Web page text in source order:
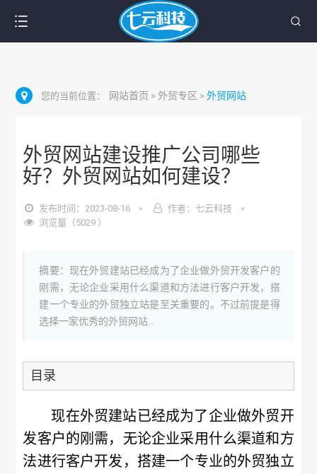
您的当前位置： 网站首页 > 外贸专区 >外贸网站
外贸网站建设推广公司哪些
好？外贸网站如何建设？
发布时间：2023-08-16
作者：七云科技
浏览量（5029 ）
摘要：现在外贸建站已经成为了企业做外贸开发客户的
刚需，无论企业采用什么渠道和方法进行客户开发，搭
建一个专业的外贸独立站是至关重要的。不过前提是得
选择一家优秀的外贸网站...
目录
现在外贸建站已经成为了企业做外贸开
发客户的刚需，无论企业采用什么渠道和方
法进行客户开发，搭建一个专业的外贸独立